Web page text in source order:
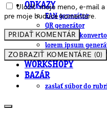
ODKAZY
EAN generátor
QR generátor
.cdr online
lorem ipsum
zistiť názov fontu –
WORKSHOPY
BAZÁR
zaslať súbor do
Uložiť moje meno, e-mail
pre moje budúce komentáre.
ZOBRAZIŤ KOMENTÁRE (0)